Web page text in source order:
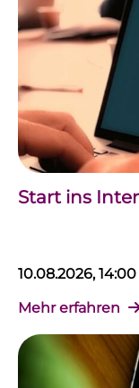
Start ins
10.08.2026,
Mehr erfahren